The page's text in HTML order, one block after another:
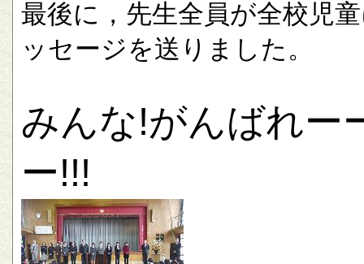
最後に，先生全員が全校児
ッセージを送りました。
みんな!がんばれー
ー!!!